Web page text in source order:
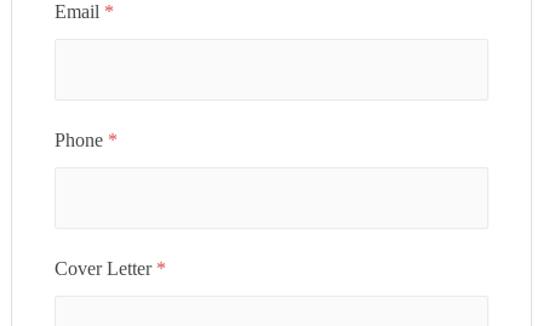
Email *
Phone *
Cover Letter *